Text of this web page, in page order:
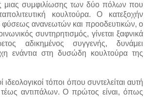
μιας συμφιλίωσης των δύο πόλων που
κουλτούρα. Ο κατεξοχήν
ανανεωτών και προοδευτικών, ο
συντηρητισμός, γίνεται ξαφνικά
αδικημένος συγγενής, δυνάμει
ενάντια στη δυσώδη κουλτούρα της
ιδεολογικοί τόποι όπου συντελείται αυτή
αντιπάλων. Ο πρώτος είναι, όπως